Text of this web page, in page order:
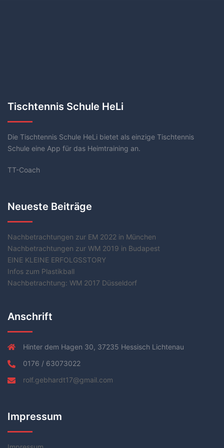
Tischtennis Schule HeLi
Die Tischtennis Schule HeLi bietet als einzige Tischtennis
Schule eine App für das Heimtraining an.
TT-Coach
Neueste Beiträge
Nachbetrachtungen zur EM 2022 in München
Nachbetrachtungen zur WM 2019 in Budapest
EINE KLEINE ERFOLGSSTORY
Infos zum Plastikball
Nachbetrachtung: WM 2017 Düsseldorf
Anschrift
Hinter dem Hagen 30, 37235 Hessisch Lichtenau
0176 / 63073022
rolf.gebhardt17@gmail.com
Impressum